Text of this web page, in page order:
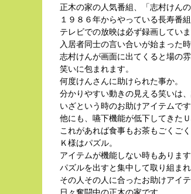
正木の家の人気番組、「志村けんの
１９８６年からやっている長寿番
テレビでの放映は必ず録画していま
入居者同士の言い合いが始まった
志村けんが画面に出てくると場の雰
笑いに包まれます。
何度けんさんに助けられた事か。
分かりやすい動きの見える笑いは
いざという時のお助けアイテムです
他にも、嚥下機能が低下してきた
これがあれば食事もお茶もごくごく
Ｋ様はパズル。
アイテムが機能しない時もあります
パズルを出すと集中して取り組まれ
その人その人に合ったお助けアイ
日々奮闘中の正木の家です。